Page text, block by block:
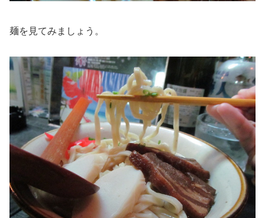
麺を見てみましょう。